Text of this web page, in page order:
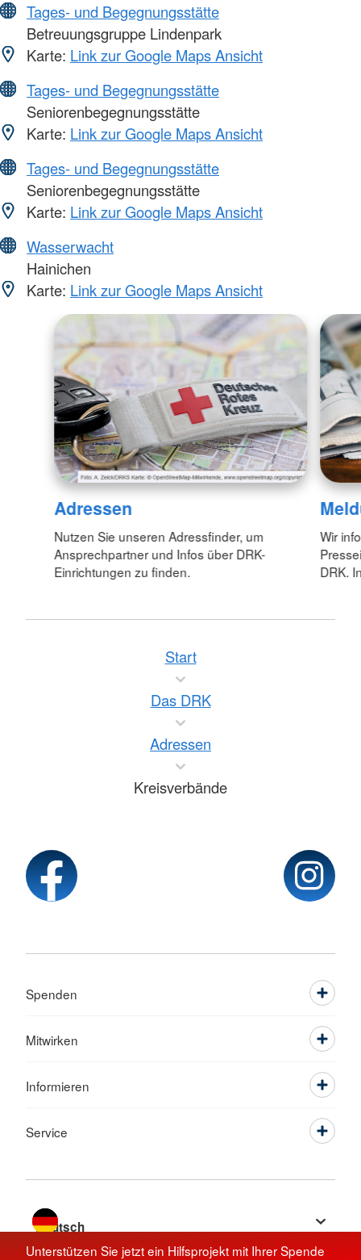
Tages- und Begegnungsstätte
Betreuungsgruppe Lindenpark
Karte: Link zur Google Maps Ansicht
Tages- und Begegnungsstätte
Seniorenbegegnungsstätte
Karte: Link zur Google Maps Ansicht
Tages- und Begegnungsstätte
Seniorenbegegnungsstätte
Karte: Link zur Google Maps Ansicht
Wasserwacht
Hainichen
Karte: Link zur Google Maps Ansicht
Adressen
Nutzen Sie unseren Adressfinder, um
Ansprechpartner und Infos über DRK-
Einrichtungen zu finden.
Wir
DRK.
Unterstützen Sie jetzt ein Hilfsprojekt mit Ihrer Spende
Start
Das DRK
Adressen
Kreisverbände
Spenden
Mitwirken
Informieren
Service
Sprache wechseln zu